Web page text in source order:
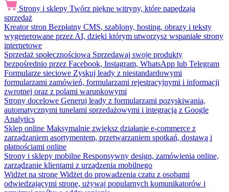
Strony i sklepy Twórz piękne witryny, które napędzają
sprzedaż
Kreator stron Bezpłatny CMS, szablony, hosting, obrazy i teksty
wygenerowane przez AI, dzięki którym utworzysz wspaniałe strony
internetowe
Sprzedaż społecznościowa Sprzedawaj swoje produkty
bezpośrednio przez Facebook, Instagram, WhatsApp lub Telegram
Formularze sieciowe Zyskuj leady z niestandardowymi
formularzami zamówień, formularzami rejestracyjnymi i informacji
zwrotnej oraz z polami warunkowymi
Strony docelowe Generuj leady z formularzami pozyskiwania,
automatycznymi tunelami sprzedażowymi i integracją z Google
Analytics
Sklep online Maksymalnie zwiększ działanie e-commerce z
zarządzaniem asortymentem, przetwarzaniem spotkań, dostawą i
płatnościami online
Strony i sklepy mobilne Responsywny design, zamówienia online,
zarządzanie klientami z urządzenia mobilnego
Widżet na stronę Widżet do prowadzenia czatu z osobami
odwiedzającymi stronę, używaj popularnych komunikatorów i